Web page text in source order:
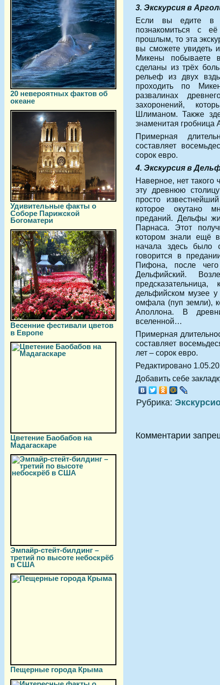
20 невероятных фактов об
океане
Удивительные факты о
Соборе Парижской
Богоматери
Весенние фестивали цветов
в Европе
Цветение Баобабов на
Мадагаскаре
Эмпайр-стейт-билдинг –
третий по высоте небоскрёб
в США
Пещерные города Крыма
3. Экскурсия в
Если вы едите в
познакомиться с
прошлым, то эта
вы сможете увидеть
Микены побываете
сделаны из трёх
рельеф из двух
проходить по
развалинах
захоронений,
Шлиманом. Также
знаменитая гробница
Примерная
составляет
сорок евро.
4. Экскурсия в
Наверное, нет такого
эту древнюю
просто
которое окутано
преданий. Дельфы
Парнаса. Этот
котором знали ещё
начала здесь было
говорится в
Пифона, после
Дельфийский.
дельфийском музее у
омфала (пуп земли),
Аполлона. В
вселенной…
Примерная
составляет
лет – сорок евро.
Редактировано
Добавить себе
Рубрика:
Комментарии